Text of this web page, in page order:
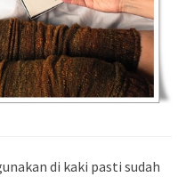
di kaki pasti sudah